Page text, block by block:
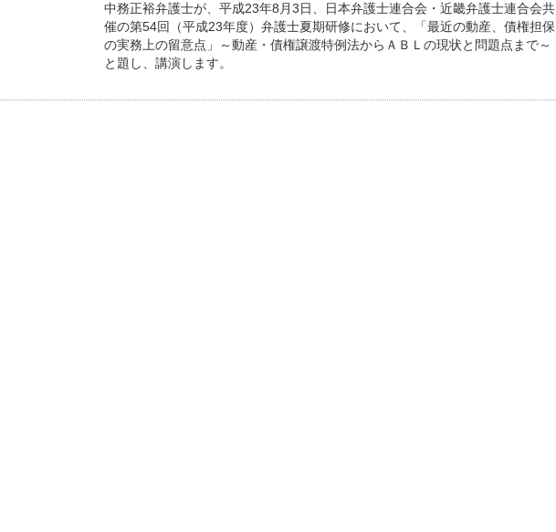
中務正裕弁護士が、平成23年8月3日、日本弁護士連合会・近畿弁護士連合会共
催の第54回（平成23年度）弁護士夏期研修において、「最近の動産、債権担保
の実務上の留意点」～動産・債権譲渡特例法からＡＢＬの現状と問題点まで～
と題し、講演します。